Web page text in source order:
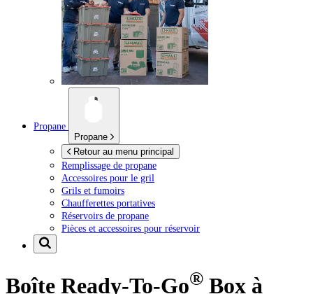
Propane
Propane
Retour au menu principal
Remplissage de propane
Accessoires pour le gril
Grils et fumoirs
Chaufferettes portatives
Réservoirs de propane
Pièces et accessoires pour réservoir
Boîte Ready-To-Go® Box à